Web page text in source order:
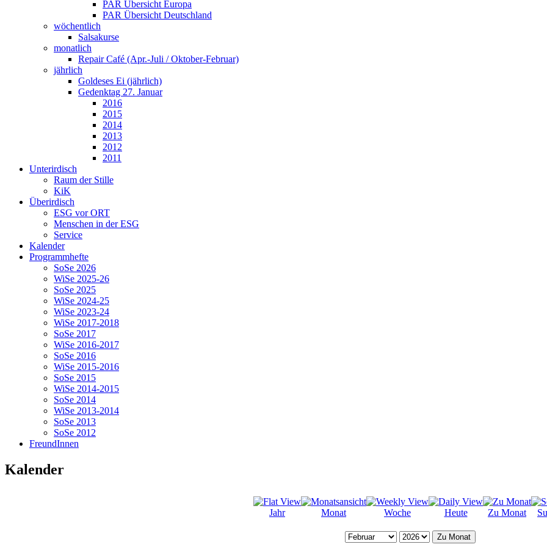
PAR Übersicht Europa
PAR Übersicht Deutschland
wöchentlich
Salsakurse
monatlich
Repair Café (Apr.-Juli / Oktober-Februar)
jährlich
Goldeses Ei (jährlich)
Gedenktag 27. Januar
2016
2015
2014
2013
2012
2011
Unterirdisch
Raum der Stille
KiK
Überirdisch
ESG vor ORT
Menschen in der ESG
Service
Kalender
Programmhefte
SoSe 2026
WiSe 2025-26
SoSe 2025
WiSe 2024-25
WiSe 2023-24
WiSe 2017-2018
SoSe 2017
WiSe 2016-2017
SoSe 2016
WiSe 2015-2016
SoSe 2015
WiSe 2014-2015
SoSe 2014
WiSe 2013-2014
SoSe 2013
SoSe 2012
FreundInnen
Kalender
Jahr Monat Woche Heute Zu Monat
Zu Monat